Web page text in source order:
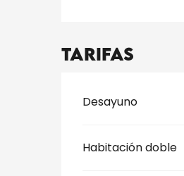
Tarifas
Tarifas 2026
Desayuno
Habitación doble